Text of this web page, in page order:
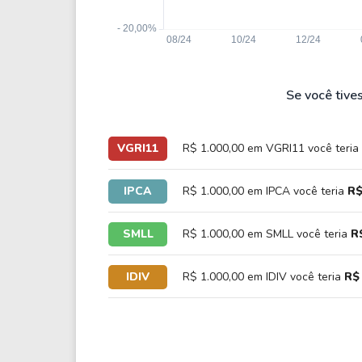
Se você
VGRI11 R$ 1.000,00 em VGRI11 você teria
IPCA R$ 1.000,00 em IPCA você teria
SMLL R$ 1.000,00 em SMLL você teria
IDIV R$ 1.000,00 em IDIV você teria